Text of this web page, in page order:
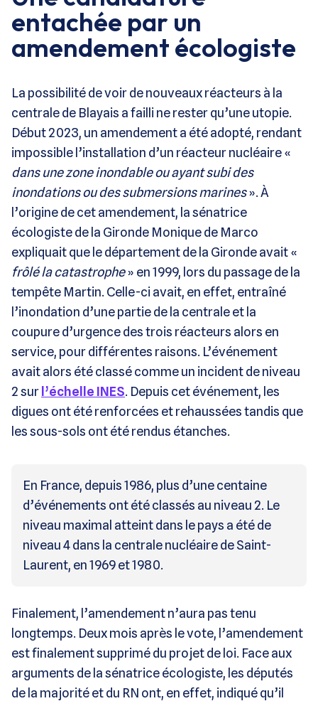
entachée par un
amendement écologiste
La possibilité de voir de nouveaux réacteurs à la
centrale de Blayais a failli ne rester qu’une utopie.
Début 2023, un amendement a été adopté, rendant
impossible l’installation d’un réacteur nucléaire «
dans une zone inondable ou ayant subi des
inondations ou des submersions marines». À
l’origine de cet amendement, la sénatrice
écologiste de la Gironde Monique de Marco
expliquait que le département de la Gironde avait «
frôlé la catastrophe» en 1999, lors du passage de la
tempête Martin. Celle-ci avait, en effet, entraîné
l’inondation d’une partie de la centrale et la
coupure d’urgence des trois réacteurs alors en
service, pour différentes raisons. L’événement
avait alors été classé comme un incident de niveau
2 surl’échelle INES. Depuis cet événement, les
digues ont été renforcées et rehaussées tandis que
les sous-sols ont été rendus étanches.
En France, depuis 1986, plus d’une centaine
d’événements ont été classés au niveau 2. Le
niveau maximal atteint dans le pays a été de
niveau 4 dans la centrale nucléaire de Saint-
Laurent, en 1969 et 1980.
Finalement, l’amendement n’aura pas tenu
longtemps. Deux mois après le vote, l’amendement
est finalement supprimé du projet de loi. Face aux
arguments de la sénatrice écologiste, les députés
de la majorité et du RN ont, en effet, indiqué qu’il